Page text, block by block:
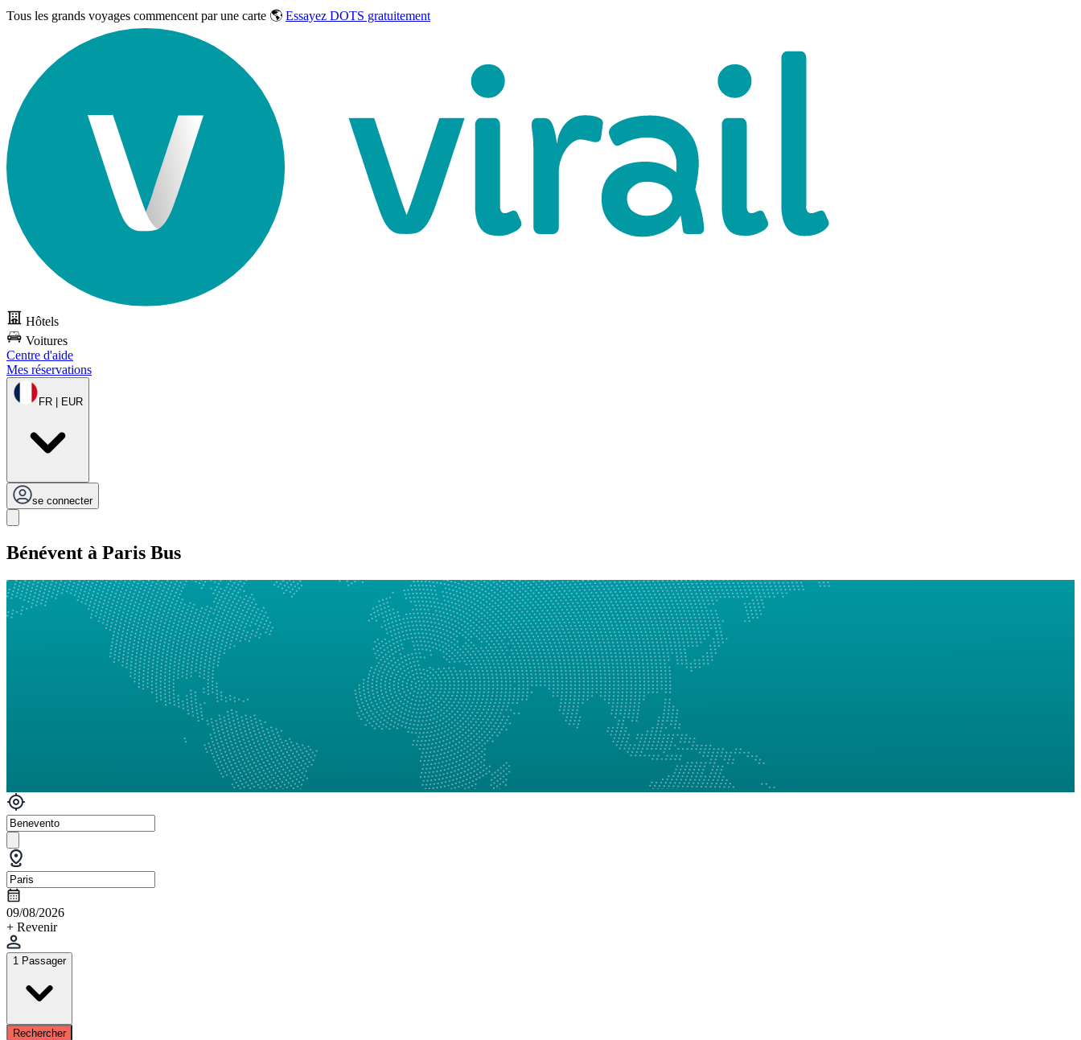
Tous les grands voyages commencent par une carte 🌎 Essayez DOTS gratuitement
Hôtels
Voitures
Centre d'aide
Mes réservations
FR | EUR
se connecter
Bénévent à Paris Bus
09/08/2026
+ Revenir
1 Passager
Rechercher